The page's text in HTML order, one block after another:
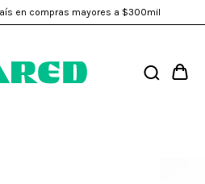
en compras mayores a $300mil